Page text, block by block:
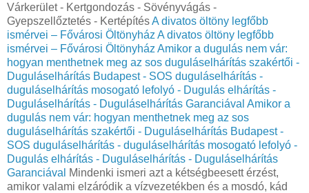
Várkerület - Kertgondozás - Sövényvágás -
Gyepszellőztetés - KertépítésA divatos öltöny legfőbb
ismérvei – Fővárosi Öltönyház A divatos öltöny legfőbb
ismérvei – Fővárosi Öltönyház Amikor a dugulás nem vár:
hogyan menthetnek meg az sos duguláselhárítás szakértői -
Duguláselhárítás Budapest - SOS duguláselhárítás -
duguláselhárítás mosogató lefolyó - Dugulás elhárítás -
Duguláselhárítás - Duguláselhárítás Garanciával Amikor a
dugulás nem vár: hogyan menthetnek meg az sos
duguláselhárítás szakértői - Duguláselhárítás Budapest -
SOS duguláselhárítás - duguláselhárítás mosogató lefolyó -
Dugulás elhárítás - Duguláselhárítás - Duguláselhárítás
Garanciával
Mindenki ismeri azt a kétségbeesett érzést,
amikor valami elzáródik a vízvezetékben és a mosdó, kád